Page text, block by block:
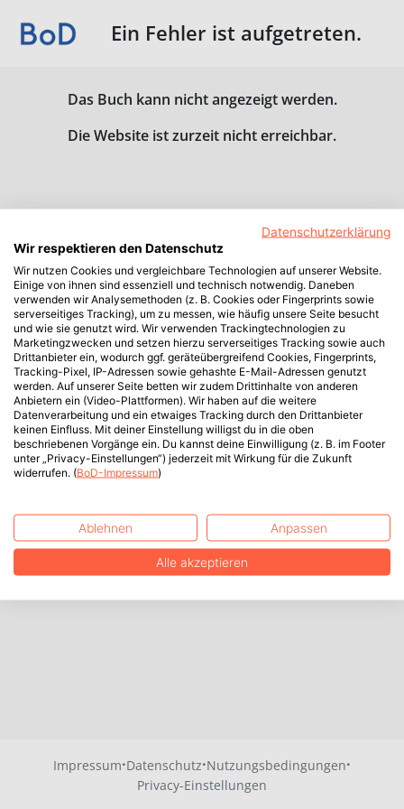
Ein Fehler ist aufgetreten.
Das Buch kann nicht angezeigt werden.
Die Website ist zurzeit nicht erreichbar.
Impressum·Datenschutz·Nutzungsbedingungen·
Privacy-Einstellungen
Datenschutzerklärung
Wir respektieren den Datenschutz
Wir nutzen Cookies und vergleichbare Technologien auf unserer Website.
Einige von ihnen sind essenziell und technisch notwendig. Daneben
verwenden wir Analysemethoden (z. B. Cookies oder Fingerprints sowie
serverseitiges Tracking), um zu messen, wie häufig unsere Seite besucht
und wie sie genutzt wird. Wir verwenden Trackingtechnologien zu
Marketingzwecken und setzen hierzu serverseitiges Tracking sowie auch
Drittanbieter ein, wodurch ggf. geräteübergreifend Cookies, Fingerprints,
Tracking-Pixel, IP-Adressen sowie gehashte E-Mail-Adressen genutzt
werden. Auf unserer Seite betten wir zudem Drittinhalte von anderen
Anbietern ein (Video-Plattformen). Wir haben auf die weitere
Datenverarbeitung und ein etwaiges Tracking durch den Drittanbieter
keinen Einfluss. Mit deiner Einstellung willigst du in die oben
beschriebenen Vorgänge ein. Du kannst deine Einwilligung (z. B. im Footer
unter „Privacy-Einstellungen“) jederzeit mit Wirkung für die Zukunft
widerrufen. (BoD-Impressum)
Ablehnen Anpassen
Alle akzeptieren